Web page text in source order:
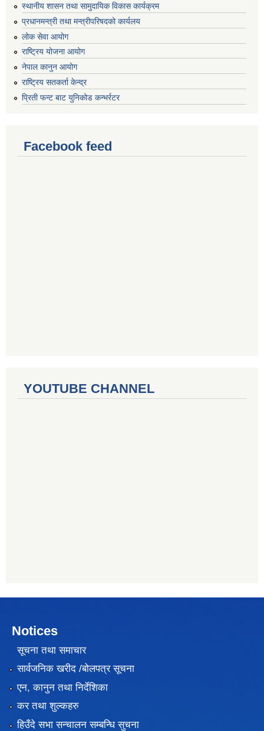
स्थानीय शासन तथा सामुदायिक विकास कार्यक्रम
प्रधानमन्त्री तथा मन्त्रीपरिषदको कार्यलय
लोक सेवा आयोग
राष्ट्रिय योजना आयोग
नेपाल कानुन आयोग
राष्ट्रिय सतकर्ता केन्द्र
प्रिती फन्ट बाट युनिकोड कन्भर्रटर
Facebook feed
YOUTUBE CHANNEL
Notices
सूचना तथा समाचार
सार्वजनिक खरीद /बोलपत्र सूचना
एन, कानुन तथा निर्देशिका
कर तथा शुल्कहरु
हिउँदे सभा सन्चालन सम्बन्धि सुचना